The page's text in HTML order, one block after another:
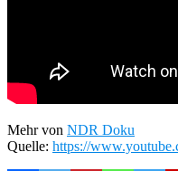
Mehr von NDR Doku
Quelle: https://